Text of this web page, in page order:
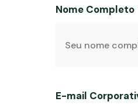
Nome Completo
E-mail